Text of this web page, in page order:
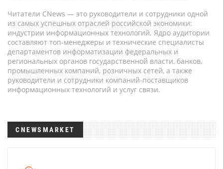
Читатели CNews — это руководители и сотрудники одной
из самых успешных отраслей российской экономики:
индустрии информационных технологий. Ядро аудитории
составляют топ-менеджеры и технические специалисты
департаментов информатизации федеральных и
региональных органов государственной власти, банков,
промышленных компаний, розничных сетей, а также
руководители и сотрудники компаний-поставщиков
информационных технологий и услуг связи.
CNEWSMARKET